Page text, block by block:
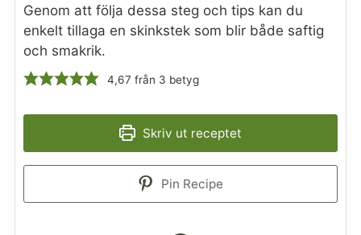
Genom att följa dessa steg och tips kan du
enkelt tillaga en skinkstek som blir både saftig
och smakrik.
4,67 från 3 betyg
Skriv ut receptet
Pin Recipe